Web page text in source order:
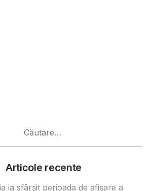
Articole recente
ia sfârşit perioada de afișare a